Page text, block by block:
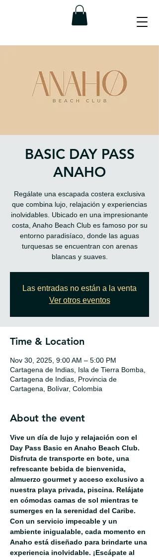
BASIC DAY PASS
ANAHO
Regálate una escapada costera exclusiva
que combina lujo, relajación y experiencias
inolvidables. Ubicado en una impresionante
costa, Anaho Beach Club es famoso por su
entorno paradisíaco, donde las aguas
turquesas se encuentran con arenas
blancas y suaves.
Las entradas no están a la venta
Ver otros eventos
Time & Location
Nov 30, 2025, 9:00 AM – 5:00 PM
Cartagena de Indias, Isla de Tierra Bomba,
Cartagena de Indias, Provincia de
Cartagena, Bolívar, Colombia
About the event
Vive un día de lujo y relajación con el
Day Pass Basic en Anaho Beach Club.
Disfruta de transporte en bote, una
refrescante bebida de bienvenida,
almuerzo gourmet y acceso exclusivo a
nuestra playa privada, piscina. Relájate
en cómodas camas de sol mientras te
sumerges en la serenidad del Caribe.
Con un servicio impecable y un
ambiente inigualable, cada momento en
Anaho está diseñado para brindarte una
experiencia inolvidable. ¡Escápate al